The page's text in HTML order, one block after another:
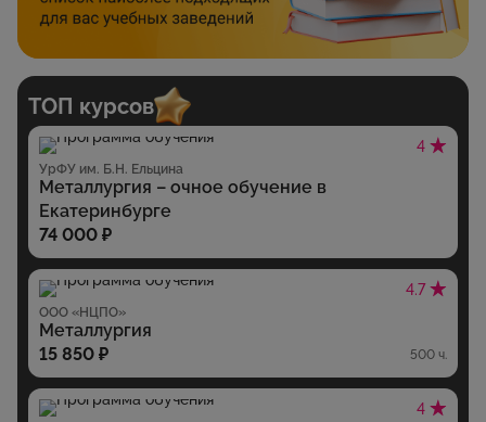
ТОП курсов
4
УрФУ им. Б.Н. Ельцина
Металлургия – очное обучение в
Екатеринбурге
74 000 ₽
4.7
ООО «НЦПО»
Металлургия
15 850 ₽
500 ч.
4